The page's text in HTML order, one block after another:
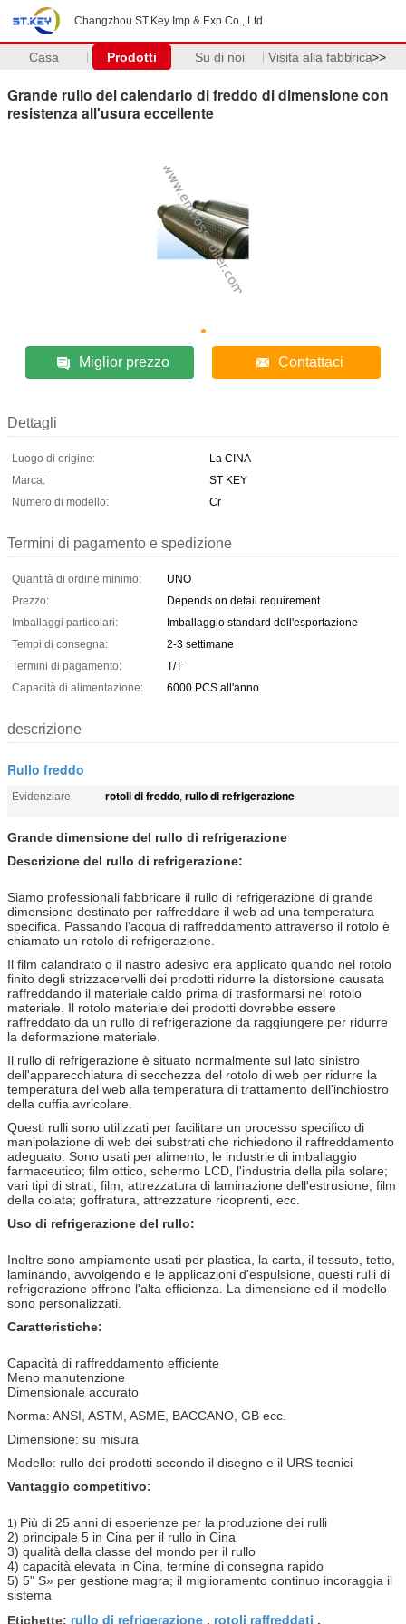
Changzhou ST.Key Imp & Exp Co., Ltd
Casa Prodotti Su di noi Visita alla fabbrica>>
Grande rullo del calendario di freddo di dimensione con
resistenza all'usura eccellente
Miglior prezzo Contattaci
Dettagli
Luogo di origine:
La CINA
Marca:
ST KEY
Numero di modello:
Cr
Termini di pagamento e spedizione
Quantità di ordine minimo:
UNO
Prezzo:
Depends on detail requirement
Imballaggi particolari:
Imballaggio standard dell'esportazione
Tempi di consegna:
2-3 settimane
Termini di pagamento:
T/T
Capacità di alimentazione:
6000 PCS all'anno
descrizione
Rullo freddo
Evidenziare: rotoli di freddo, rullo di refrigerazione
Grande dimensione del rullo di refrigerazione
Descrizione del rullo di refrigerazione:
Siamo professionali fabbricare il rullo di refrigerazione di grande
dimensione destinato per raffreddare il web ad una temperatura
specifica. Passando l'acqua di raffreddamento attraverso il rotolo è
chiamato un rotolo di refrigerazione.
Il film calandrato o il nastro adesivo era applicato quando nel rotolo
finito degli strizzacervelli dei prodotti ridurre la distorsione causata
raffreddando il materiale caldo prima di trasformarsi nel rotolo
materiale. Il rotolo materiale dei prodotti dovrebbe essere
raffreddato da un rullo di refrigerazione da raggiungere per ridurre
la deformazione materiale.
Il rullo di refrigerazione è situato normalmente sul lato sinistro
dell'apparecchiatura di secchezza del rotolo di web per ridurre la
temperatura del web alla temperatura di trattamento dell'inchiostro
della cuffia avricolare.
Questi rulli sono utilizzati per facilitare un processo specifico di
manipolazione di web dei substrati che richiedono il raffreddamento
adeguato. Sono usati per alimento, le industrie di imballaggio
farmaceutico; film ottico, schermo LCD, l'industria della pila solare;
vari tipi di strati, film, attrezzatura di laminazione dell'estrusione; film
della colata; goffratura, attrezzature ricoprenti, ecc.
Uso di refrigerazione del rullo:
Inoltre sono ampiamente usati per plastica, la carta, il tessuto, tetto,
laminando, avvolgendo e le applicazioni d'espulsione, questi rulli di
refrigerazione offrono l'alta efficienza. La dimensione ed il modello
sono personalizzati.
Caratteristiche:
Capacità di raffreddamento efficiente
Meno manutenzione
Dimensionale accurato
Norma: ANSI, ASTM, ASME, BACCANO, GB ecc.
Dimensione: su misura
Modello: rullo dei prodotti secondo il disegno e il URS tecnici
Vantaggio competitivo:
1) Più di 25 anni di esperienze per la produzione dei rulli
2) principale 5 in Cina per il rullo in Cina
3) qualità della classe del mondo per il rullo
4) capacità elevata in Cina, termine di consegna rapido
5) 5" S» per gestione magra; il miglioramento continuo incoraggia il
sistema
Etichette: rullo di refrigerazione , rotoli raffreddati ,